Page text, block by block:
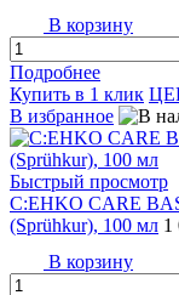
В корзину
Подробнее
Купить в 1 клик
В избранное
Быстрый просмотр
C:EHKO CARE
(Sprühkur), 100 мл 1
В корзину